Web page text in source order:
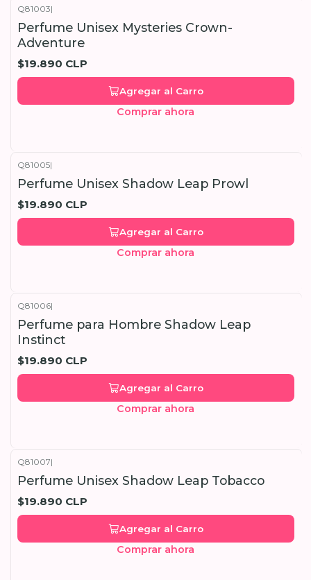
Q81003|
Perfume Unisex Mysteries Crown-
Adventure
$19.890 CLP
Agregar al Carro
Comprar ahora
Q81005|
Perfume Unisex Shadow Leap Prowl
$19.890 CLP
Agregar al Carro
Comprar ahora
Q81006|
Perfume para Hombre Shadow Leap
Instinct
$19.890 CLP
Agregar al Carro
Comprar ahora
Q81007|
Perfume Unisex Shadow Leap Tobacco
$19.890 CLP
Agregar al Carro
Comprar ahora